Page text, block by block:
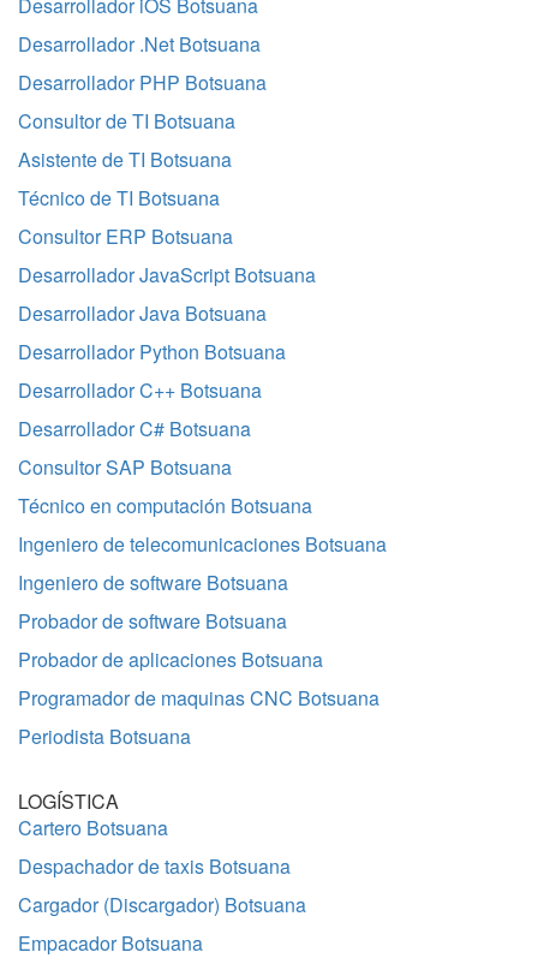
Desarrollador .Net Botsuana
Desarrollador PHP Botsuana
Consultor de TI Botsuana
Asistente de TI Botsuana
Técnico de TI Botsuana
Consultor ERP Botsuana
Desarrollador JavaScript Botsuana
Desarrollador Java Botsuana
Desarrollador Python Botsuana
Desarrollador C++ Botsuana
Desarrollador C# Botsuana
Consultor SAP Botsuana
Técnico en computación Botsuana
Ingeniero de telecomunicaciones Botsuana
Ingeniero de software Botsuana
Probador de software Botsuana
Probador de aplicaciones Botsuana
Programador de maquinas CNC Botsuana
Periodista Botsuana
LOGÍSTICA
Cartero Botsuana
Despachador de taxis Botsuana
Cargador (Discargador) Botsuana
Empacador Botsuana